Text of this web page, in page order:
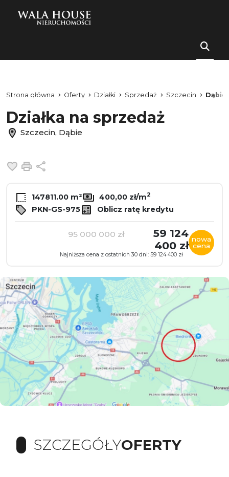
Strona główna Oferty Działki Sprzedaż Szczecin Dąbie
Działka na sprzedaż
Szczecin, Dąbie
Dodaj do ulubionych
Drukuj
147811.00 m² 400,00 zł/m2
PKN-GS-975 Oblicz ratę kredytu
95 000 000 zł
59 124
400 zł
Najniższa cena z ostatnich 30 dni: 59 124 400 zł
nowa
cena
SZCZEGÓŁYOFERTY